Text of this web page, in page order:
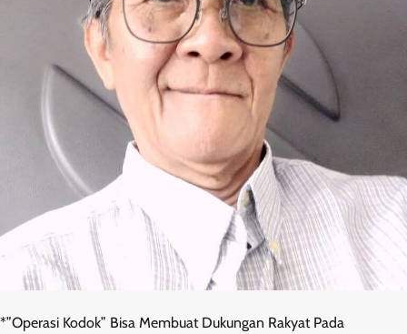
*”Operasi Kodok” Bisa Membuat Dukungan Rakyat Pada